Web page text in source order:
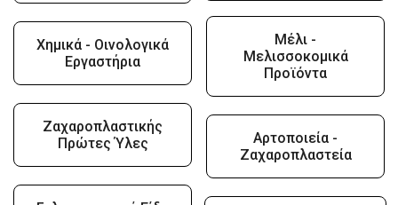
Χημικά - Οινολογικά
Εργαστήρια
Ζαχαροπλαστικής
Πρώτες Ύλες
Μέλι -
Μελισσοκομικά
Προϊόντα
Αρτοποιεία -
Ζαχαροπλαστεία